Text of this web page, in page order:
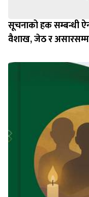
सूचनाको हक सम्बन्धी
वैशाख, जेठ र